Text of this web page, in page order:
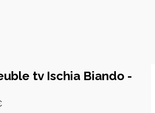
tv Ischia Biando -